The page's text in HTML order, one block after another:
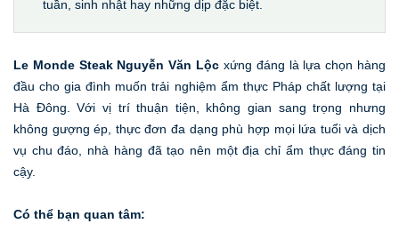
tuần, sinh nhật hay những dịp đặc biệt.
Le Monde Steak Nguyễn Văn Lộc xứng đáng là lựa chọn hàng
đầu cho gia đình muốn trải nghiệm ẩm thực Pháp chất lượng tại
Hà Đông. Với vị trí thuận tiện, không gian sang trọng nhưng
không gượng ép, thực đơn đa dạng phù hợp mọi lứa tuổi và dịch
vụ chu đáo, nhà hàng đã tạo nên một địa chỉ ẩm thực đáng tin
cậy.
Có thể bạn quan tâm: